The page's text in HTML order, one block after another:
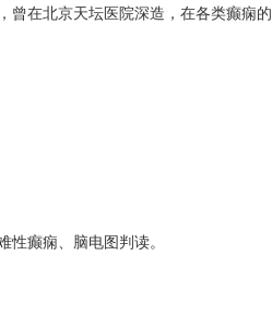
曾在北京天坛医院深造，在各类癫痫的
性癫痫、脑电图判读。